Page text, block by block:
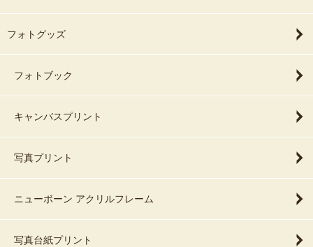
フォトグッズ
フォトブック
キャンバスプリント
写真プリント
ニューボーン アクリルフレーム
写真台紙プリント